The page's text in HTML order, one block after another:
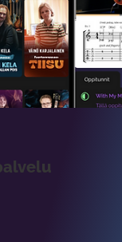
Kokeile
saat koko
viikon ajaksi.